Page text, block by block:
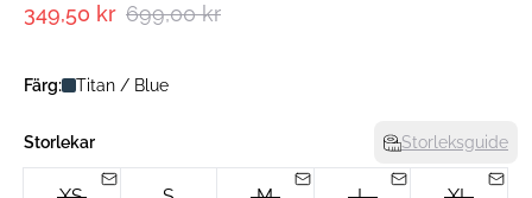
349,50 kr 699,00 kr
Färg: Titan / Blue
Storlekar Storleksguide